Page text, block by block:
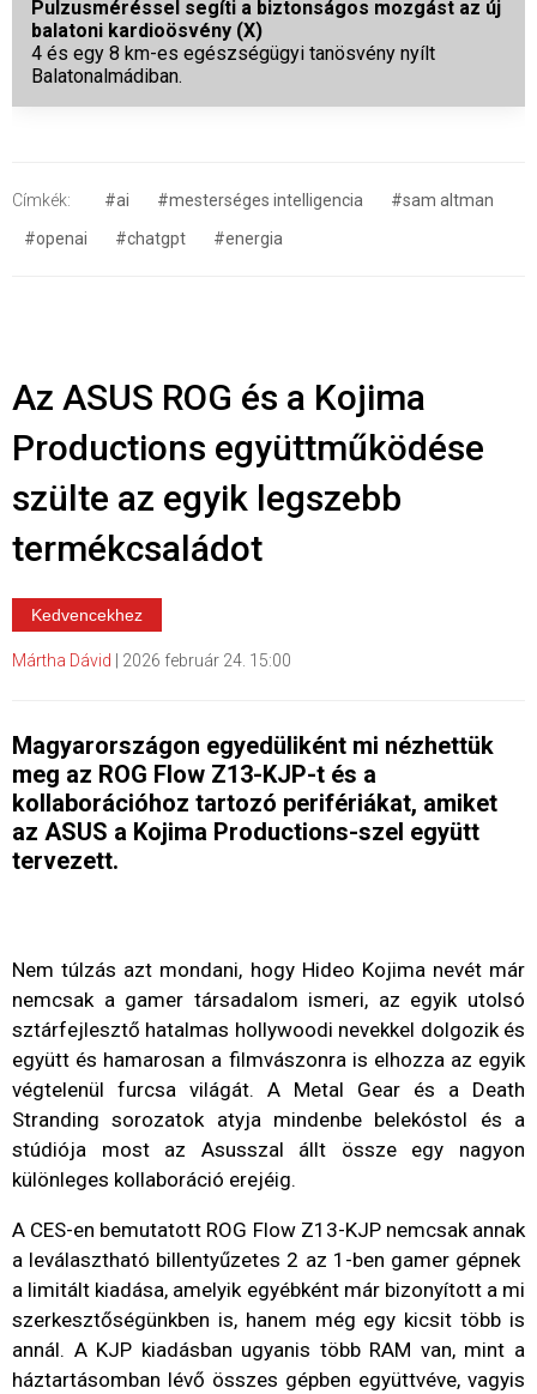
Pulzusméréssel segíti a biztonságos mozgást az új
balatoni kardioösvény (X)
4 és egy 8 km-es egészségügyi tanösvény nyílt
Balatonalmádiban.
Címkék: #ai #mesterséges intelligencia
#sam altman
#openai
#chatgpt #energia
Az ASUS ROG és a Kojima
Productions együttműködése
szülte az egyik legszebb
termékcsaládot
Kedvencekhez
Mártha Dávid | 2026 február 24. 15:00
Magyarországon egyedüliként mi nézhettük
meg az ROG Flow Z13-KJP-t és a
kollaborációhoz tartozó perifériákat, amiket
az ASUS a Kojima Productions-szel együtt
tervezett.
Nem túlzás azt mondani, hogy Hideo Kojima nevét már
nemcsak a gamer társadalom ismeri, az egyik utolsó
sztárfejlesztő hatalmas hollywoodi nevekkel dolgozik és
együtt és hamarosan a filmvászonra is elhozza az egyik
végtelenül furcsa világát. A Metal Gear és a Death
Stranding sorozatok atyja mindenbe belekóstol és a
stúdiója most az Asusszal állt össze egy nagyon
különleges kollaboráció erejéig.
A CES-en bemutatott ROG Flow Z13-KJP nemcsak annak
a leválasztható billentyűzetes 2 az 1-ben gamer gépnek
a limitált kiadása, amelyik egyébként már bizonyított a mi
szerkesztőségünkben is, hanem még egy kicsit több is
annál. A KJP kiadásban ugyanis több RAM van, mint a
háztartásomban lévő összes gépben együttvéve, vagyis